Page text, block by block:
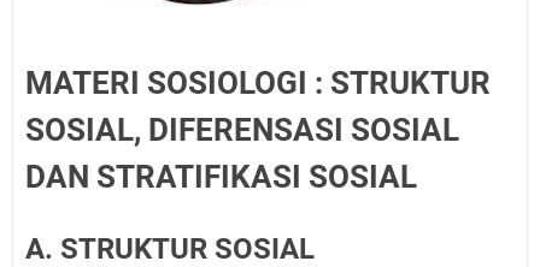
MATERI SOSIOLOGI : STRUKTUR
SOSIAL, DIFERENSASI SOSIAL
DAN STRATIFIKASI SOSIAL
A. STRUKTUR SOSIAL